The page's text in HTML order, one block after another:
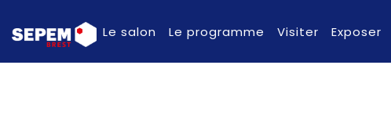
Le salon Le programme Visiter Exposer